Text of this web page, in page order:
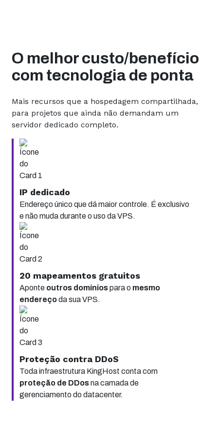
O melhor custo/benefício
com tecnologia de ponta
Mais recursos que a hospedagem compartilhada,
para projetos que ainda não demandam um
servidor dedicado completo.
IP dedicado
Endereço único que dá maior controle. É exclusivo
e não muda durante o uso da VPS.
20 mapeamentos gratuitos
Aponte outros domíniospara o mesmo
endereçoda sua VPS.
Proteção contra DDoS
Toda infraestrutura KingHost conta com
proteção de DDosna camada de
gerenciamento do datacenter.